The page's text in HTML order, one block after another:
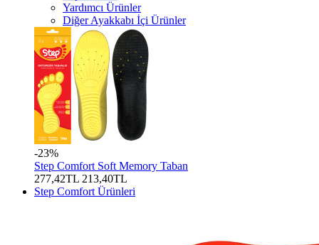
Yardımcı Ürünler
Diğer Ayakkabı İçi Ürünler
-23%
Step Comfort Soft Memory Taban
277,42TL 213,40TL
Step Comfort Ürünleri